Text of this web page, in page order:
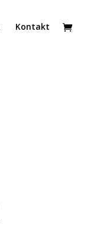
Kontakt